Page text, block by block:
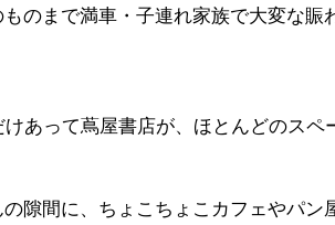
のまで満車・子連れ家族で大変な賑
けあって蔦屋書店が、ほとんどのスペ
の隙間に、ちょこちょこカフェやパン